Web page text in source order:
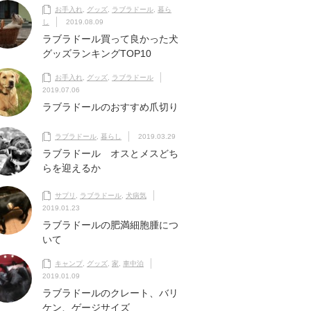
お手入れ グッズ ラブラドール
暮ら
し
2019.08.09
ラブラドール買って良かった犬
グッズランキングTOP10
お手入れ グッズ
ラブラドール
2019.07.06
ラブラドールのおすすめ爪切り
ラブラドール 暮らし 2019.03.29
ラブラドール オスとメスどち
らを迎えるか
サプリ ラブラドール
犬病気
2019.01.23
ラブラドールの肥満細胞腫につ
いて
キャンプ グッズ 家
車中泊
2019.01.09
ラブラドールのクレート、バリ
ケン、ゲージサイズ